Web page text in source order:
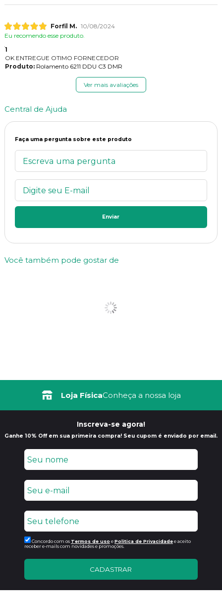
Forfil M. 10/08/2024
Eu recomendo esse produto.
1
OK ENTREGUE OTIMO FORNECEDOR
Produto:Rolamento 6211 DDU C3 DMR
Ver mais avaliações
Central de Ajuda
Faça uma pergunta sobre este produto
Enviar
Você também pode gostar de
Loja FísicaConheça a nossa loja
Inscreva-se agora!
Ganhe 10% Off em sua primeira compra! Seu cupom é enviado por email.
Concordo com os Termos de uso ePolitica de Privacidadee aceito
receber e-mails com novidades e promoções.
CADASTRAR